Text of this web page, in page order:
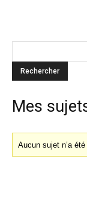
Mes
Aucun sujet n’a été